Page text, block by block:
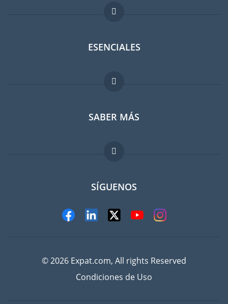
ESENCIALES
Foro para expatriados
Guia para expatriados
Trabajos en el extranjero
SABER MÁS
FAQ
SÍGUENOS
© 2026 Expat.com, All rights Reserved
Condiciones de Uso